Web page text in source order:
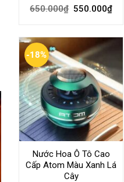
Rated4.70
650.000₫ 550.000₫
-18%
Nước Hoa Ô Tô Cao
Cấp Atom Màu Xanh Lá
Cây